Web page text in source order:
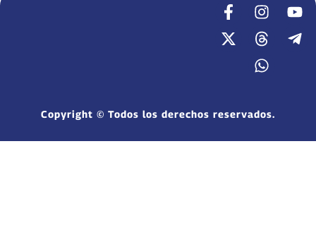
Copyright © Todos los derechos reservados.